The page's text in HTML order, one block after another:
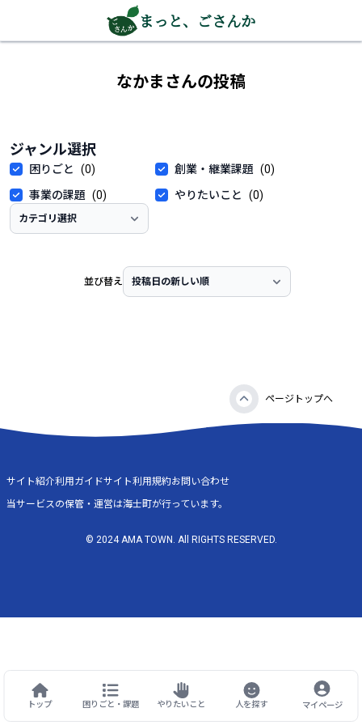
まっと、ごさんか
なかまさんの投稿
ジャンル選択
困りごと (0) 創業・継業課題 (0)
事業の課題 (0) やりたいこと (0)
並び替え
ページトップへ
サイト紹介利用ガイドサイト利用規約お問い合わせ
当サービスの保管・運営は海士町が行っています。
© 2024 AMA TOWN. All RIGHTS RESERVED.
トップ 困りごと・課題 やりたいこと 人を探す マイページ